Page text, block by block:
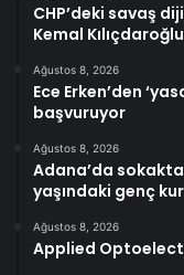
CHP’deki savaş
Kemal
Ağustos 8, 2026
Ece Erken’den
başvuruyor
Ağustos 8, 2026
Adana’da
yaşındaki genç
Ağustos 8, 2026
Applied